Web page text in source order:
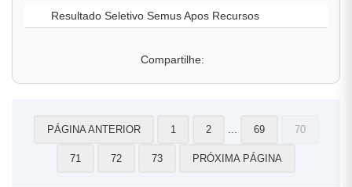
Resultado Seletivo Semus Apos Recursos
Compartilhe:
PÁGINA ANTERIOR 1 2 69 70
71 72 73 PRÓXIMA PÁGINA